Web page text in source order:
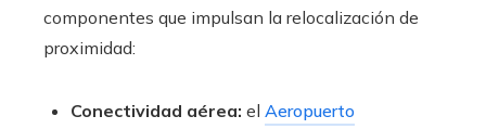
componentes que impulsan la relocalización de
proximidad:
Conectividad aérea: el Aeropuerto